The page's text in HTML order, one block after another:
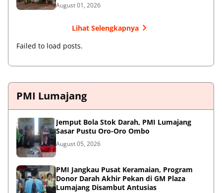
August 01, 2026
Lihat Selengkapnya
Failed to load posts.
PMI Lumajang
Jemput Bola Stok Darah, PMI Lumajang
Sasar Pustu Oro-Oro Ombo
August 05, 2026
PMI Jangkau Pusat Keramaian, Program
Donor Darah Akhir Pekan di GM Plaza
Lumajang Disambut Antusias